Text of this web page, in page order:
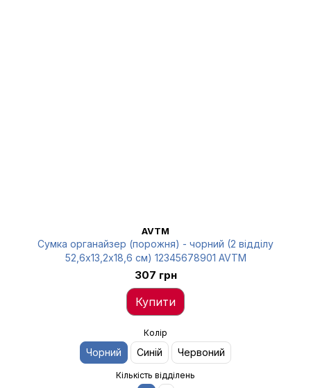
AVTM
Сумка органайзер (порожня) - чорний (2 відділу
52,6х13,2х18,6 см) 12345678901 AVTM
307 грн
Купити
Колір
Чорний Синій Червоний
Кількість відділень